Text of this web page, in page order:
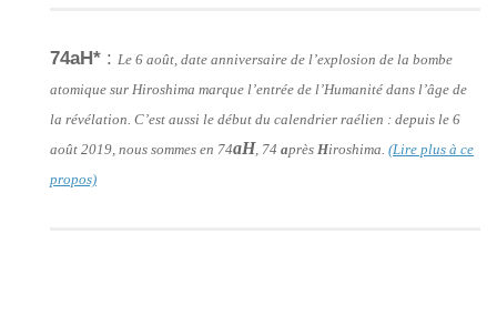
74aH* : Le 6 août, date anniversaire de l’explosion de la bombe
atomique sur Hiroshima marque l’entrée de l’Humanité dans l’âge de
la révélation. C’est aussi le début du calendrier raélien : depuis le 6
août 2019, nous sommes en 74aH, 74 après Hiroshima. (Lire plus à ce
propos)